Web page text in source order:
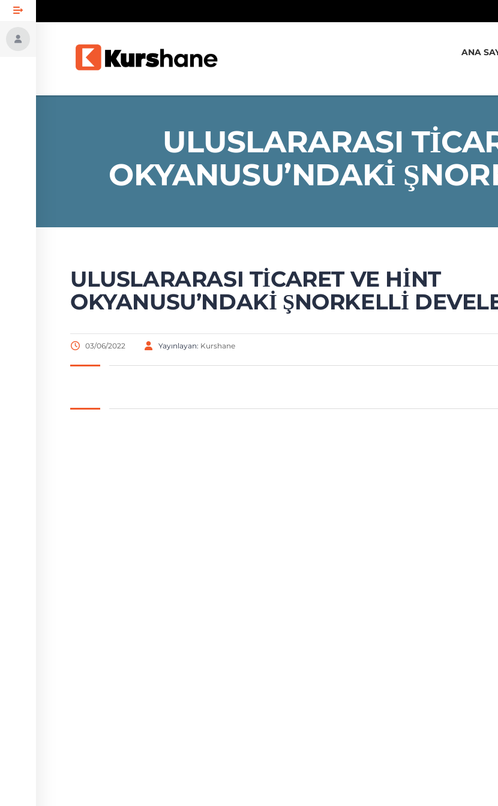
ANA
ULUSLARARASI
OKYANUSU’NDAKI
ULUSLARARASI TICARET VE HINT
OKYANUSU’NDAKI ŞNORKELLI
03/06/2022 Yayınlayan: Kurshane